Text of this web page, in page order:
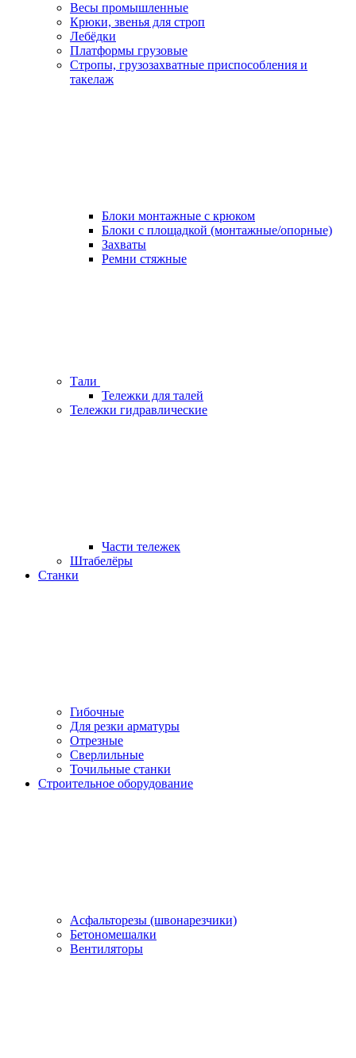
Весы промышленные
Крюки, звенья для строп
Лебёдки
Платформы грузовые
Стропы, грузозахватные приспособления и
такелаж
Блоки монтажные с крюком
Блоки с площадкой (монтажные/опорные)
Захваты
Ремни стяжные
Тали
Тележки для талей
Тележки гидравлические
Части тележек
Штабелёры
Станки
Гибочные
Для резки арматуры
Отрезные
Сверлильные
Точильные станки
Строительное оборудование
Асфальторезы (швонарезчики)
Бетономешалки
Вентиляторы